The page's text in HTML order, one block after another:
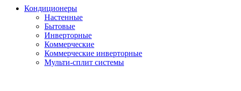
Кондиционеры
Настенные
Бытовые
Инверторные
Коммерческие
Коммерческие инверторные
Мульти-сплит системы